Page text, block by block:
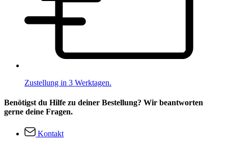
Zustellung in 3 Werktagen.
Benötigst du Hilfe zu deiner Bestellung? Wir beantworten
gerne deine Fragen.
Kontakt